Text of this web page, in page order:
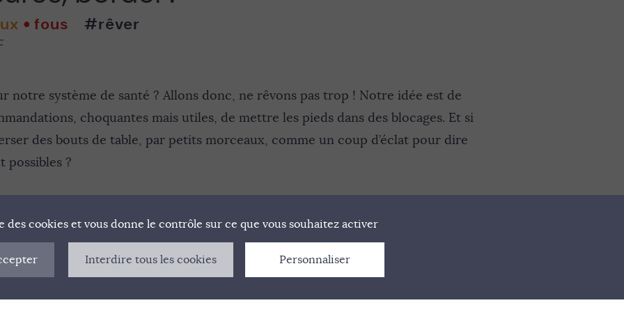
fous #rêver
notre système de santé ? Allons donc, ne rêvons pas trop ! Notre idée est de
choquantes mais utiles, de mettre les pieds dans des blocages. Et si
des bouts de table, par petits morceaux, comme un coup d’éclat pour dire
possibles ?
QUI SOMMES-NOUS ? MENTIONS LÉGALES CONTACT GESTION DES COOKIES
des cookies et vous donne le contrôle sur ce que vous souhaitez activer
Interdire tous les cookies Personnaliser